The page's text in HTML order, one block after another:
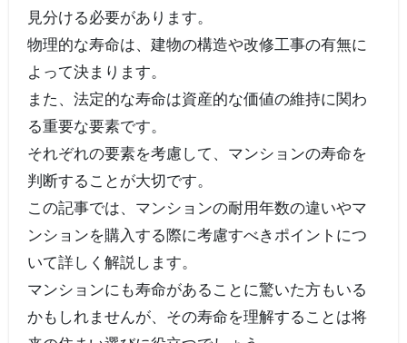
見分ける必要があります。
物理的な寿命は、建物の構造や改修工事の有無に
よって決まります。
また、法定的な寿命は資産的な価値の維持に関わ
る重要な要素です。
それぞれの要素を考慮して、マンションの寿命を
判断することが大切です。
この記事では、マンションの耐用年数の違いやマ
ンションを購入する際に考慮すべきポイントにつ
いて詳しく解説します。
マンションにも寿命があることに驚いた方もいる
かもしれませんが、その寿命を理解することは将